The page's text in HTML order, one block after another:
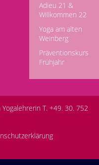
Adieu 21 &
Willkommen 22
Yoga am alten
Weinberg
Präventionskurs
Frühjahr
T. +49. 30. 752